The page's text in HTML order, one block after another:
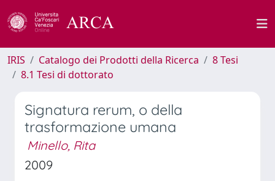
IRIS Catalogo dei Prodotti della Ricerca
8 Tesi
8.1 Tesi di dottorato
Signatura rerum, o della
trasformazione umana
Minello, Rita
2009